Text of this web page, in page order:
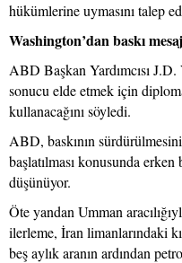
hükümlerine uymasını talep
Washington’dan baskı
ABD Başkan Yardımcısı
sonucu elde etmek için
kullanacağını söyledi.
ABD, baskının
başlatılması konusunda
düşünüyor.
Öte yandan Umman
ilerleme, İran limanlarındaki
beş aylık aranın ardından